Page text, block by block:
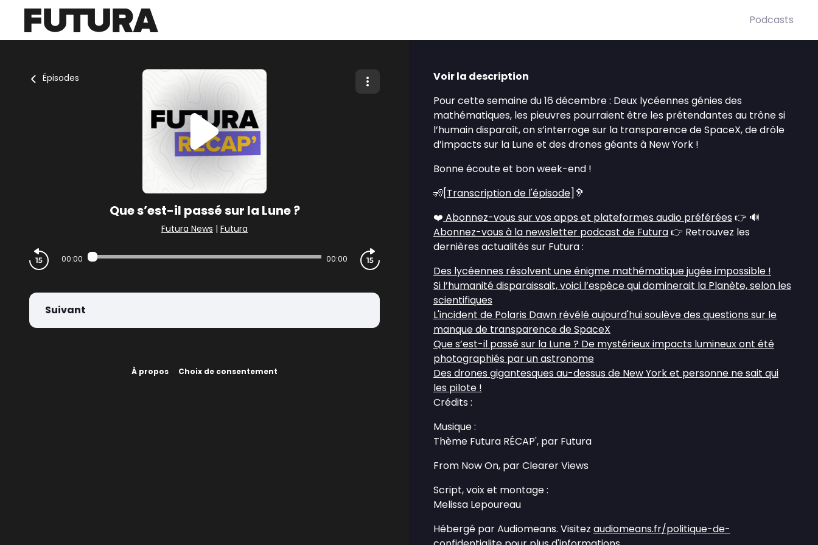
Podcasts
Épisodes
Que s’est-il passé sur la Lune ?
Futura News | Futura
00:00 00:00
Suivant
À propos Choix de consentement
Voir la description
Pour cette semaine du 16 décembre : Deux lycéennes génies des
mathématiques, les pieuvres pourraient être les prétendantes au trône si
l’humain disparaît, on s’interroge sur la transparence de SpaceX, de drôle
d’impacts sur la Lune et des drones géants à New York !
Bonne écoute et bon week-end !
🧏[Transcription de l'épisode]🦻
❤️ Abonnez-vous sur vos apps et plateformes audio préférées 👉 🔊
Abonnez-vous à la newsletter podcast de Futura👉 Retrouvez les
dernières actualités sur Futura :
Des lycéennes résolvent une énigme mathématique jugée impossible !
Si l’humanité disparaissait, voici l’espèce qui dominerait la Planète, selon les
scientifiques
L'incident de Polaris Dawn révélé aujourd'hui soulève des questions sur le
manque de transparence de SpaceX
Que s’est-il passé sur la Lune ? De mystérieux impacts lumineux ont été
photographiés par un astronome
Des drones gigantesques au-dessus de New York et personne ne sait qui
les pilote !
Crédits :
Musique :
Thème Futura RÉCAP', par Futura
From Now On, par Clearer Views
Script, voix et montage :
Melissa Lepoureau
Hébergé par Audiomeans. Visitez audiomeans.fr/politique-de-